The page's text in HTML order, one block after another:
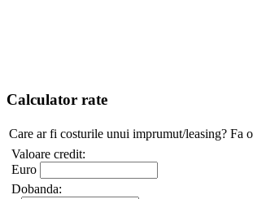
Calculator rate
Care ar fi costurile unui imprumut/leasing? Fa
Valoare credit:
Euro
Dobanda: